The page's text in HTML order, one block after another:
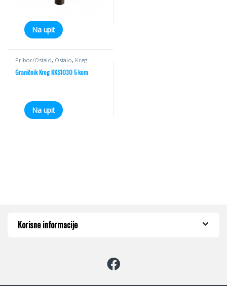
Na upit
Pribor/Ostalo, Ostalo, Kreg
Graničnik Kreg KKS1030 5 kom
Na upit
Korisne informacije